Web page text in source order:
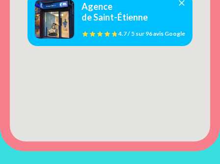
Agence
de Saint-Étienne
4.7 / 5 sur 96 avis Google